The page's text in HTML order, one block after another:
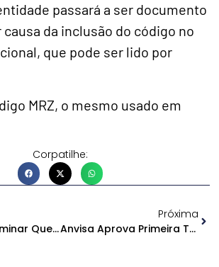
passará a ser documento
da inclusão do código no
que pode ser lido por
MRZ, o mesmo usado em
Corpatilhe:
Justiça Nega Liminar Que Pede Condenação Da Amazonas Energia Por Danos Morais
Próxima
Anvisa Aprova Primeira Terapia Gênica Contra Câncer No Brasil